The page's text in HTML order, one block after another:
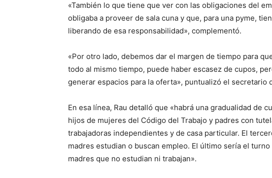
«También lo que tiene que ver con las obligaciones del
obligaba a proveer de sala cuna y que, para una pyme,
liberando de esa responsabilidad», complementó.
«Por otro lado, debemos dar el margen de tiempo para
todo al mismo tiempo, puede haber escasez de cupos,
generar espacios para la oferta», puntualizó el secretario
En esa línea, Rau detalló que «habrá una gradualidad de
hijos de mujeres del Código del Trabajo y padres con
trabajadoras independientes y de casa particular. El
madres estudian o buscan empleo. El último sería el
madres que no estudian ni trabajan».